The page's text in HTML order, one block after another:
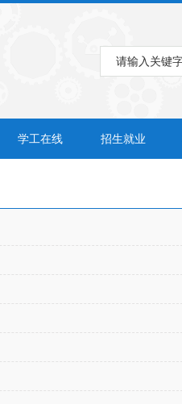
学工在线 招生就业